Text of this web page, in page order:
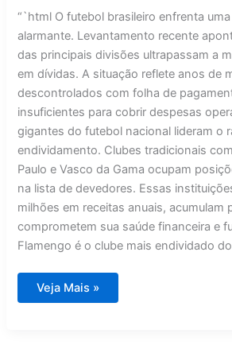
“`html O futebol brasileiro enfrenta
alarmante. Levantamento recente
das principais divisões ultrapassam a
em dívidas. A situação reflete anos de
descontrolados com folha de
insuficientes para cobrir despesas
gigantes do futebol nacional lideram o
endividamento. Clubes tradicionais
Paulo e Vasco da Gama ocupam
na lista de devedores. Essas
milhões em receitas anuais, acumulam
comprometem sua saúde financeira e
Flamengo é o clube mais endividado
Dívida
milionária:
Veja Mais »